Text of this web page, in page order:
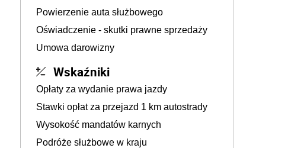
Powierzenie auta służbowego
Oświadczenie - skutki prawne sprzedaży
Umowa darowizny
Wskaźniki
Opłaty za wydanie prawa jazdy
Stawki opłat za przejazd 1 km autostrady
Wysokość mandatów karnych
Podróże służbowe w kraju